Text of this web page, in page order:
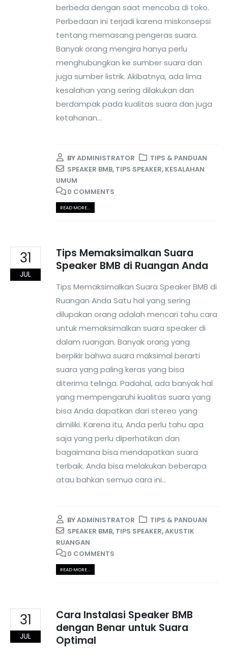
berbeda dengan saat mencoba di toko.
Perbedaan ini terjadi karena miskonsepsi
tentang memasang pengeras suara.
Banyak orang mengira hanya perlu
menghubungkan ke sumber suara dan
juga sumber listrik. Akibatnya, ada lima
kesalahan yang sering dilakukan dan
berdampak pada kualitas suara dan juga
ketahanan...
BYADMINISTRATOR
TIPS & PANDUAN
SPEAKER BMB, TIPS SPEAKER, KESALAHAN
UMUM
0 COMMENTS
READ MORE...
31
JUL
Tips Memaksimalkan Suara
Speaker BMB di Ruangan Anda
Tips Memaksimalkan Suara Speaker BMB di
Ruangan Anda Satu hal yang sering
dilupakan orang adalah mencari tahu cara
untuk memaksimalkan suara speaker di
dalam ruangan. Banyak orang yang
berpikir bahwa suara maksimal berarti
suara yang paling keras yang bisa
diterima telinga. Padahal, ada banyak hal
yang mempengaruhi kualitas suara yang
bisa Anda dapatkan dari stereo yang
dimiliki. Karena itu, Anda perlu tahu apa
saja yang perlu diperhatikan dan
bagaimana bisa mendapatkan suara
terbaik. Anda bisa melakukan beberapa
atau bahkan semua cara ini...
BYADMINISTRATOR
TIPS & PANDUAN
SPEAKER BMB, TIPS SPEAKER,AKUSTIK
RUANGAN
0 COMMENTS
READ MORE...
31
JUL
Cara Instalasi Speaker BMB
dengan Benar untuk Suara
Optimal